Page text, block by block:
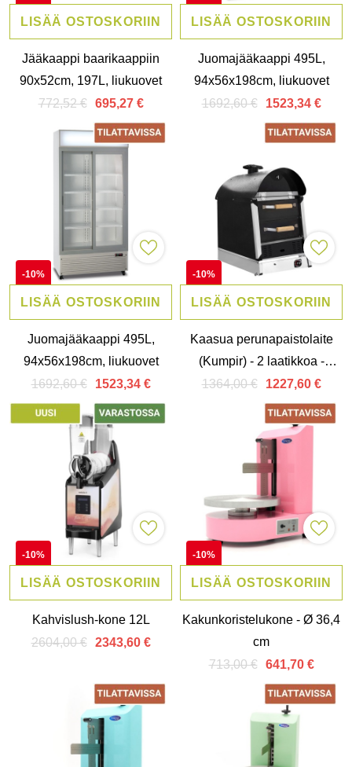
LISÄÄ OSTOSKORIIN
Jääkaappi baarikaappiin
90x52cm, 197L, liukuovet
772,52 €
695,27 €
LISÄÄ OSTOSKORIIN
Juomajääkaappi 495L,
94x56x198cm, liukuovet
1692,60 €
1523,34 €
LISÄÄ OSTOSKORIIN
-10%
Juomajääkaappi 495L,
94x56x198cm, liukuovet
1692,60 €
1523,34 €
LISÄÄ OSTOSKORIIN
-10%
Kaasua perunapaistolaite
(Kumpir) - 2 laatikkoa -
manuaalinen
1364,00 € 1227,60 €
LISÄÄ OSTOSKORIIN
-10%
Kahvislush-kone 12L
2604,00 €
2343,60 €
LISÄÄ OSTOSKORIIN
-10%
Kakunkoristelukone - Ø 36,4
cm
713,00 €
641,70 €